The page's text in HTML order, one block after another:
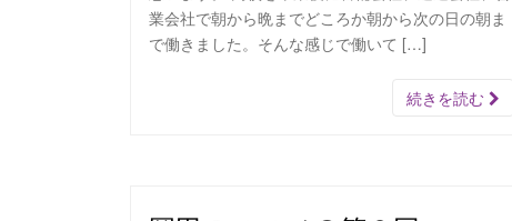
業会社で朝から晩までどころか朝から次の日の朝ま
で働きました。そんな感じで働いて […]
続きを読む